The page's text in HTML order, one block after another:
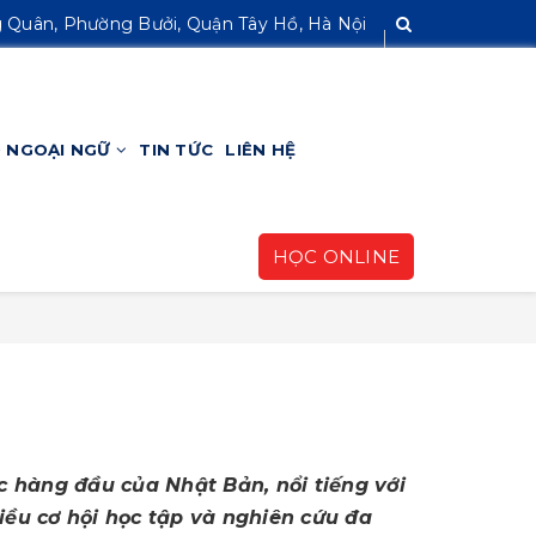
Phường Bưởi, Quận Tây Hồ, Hà Nội
NGỮ TIN TỨC LIÊN HỆ
HỌC ONLINE
đầu của Nhật Bản, nổi tiếng với
cơ hội học tập và nghiên cứu đa